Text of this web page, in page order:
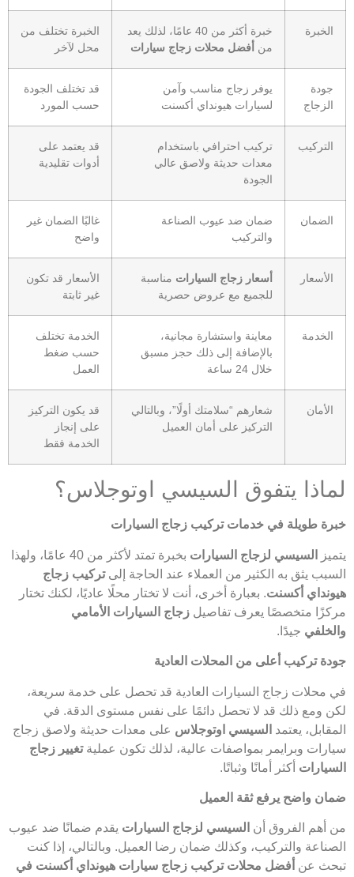
الخبرة
خبرة أكثر من 40 عامًا، لذلك يعد
من أفضل محلات زجاج سيارات
الخبرة تختلف من
محل لآخر
جودة
الزجاج
يوفر زجاج مناسب وآمن
لسيارات هيونداي أكسنت
قد تختلف الجودة
حسب المورد
التركيب
تركيب احترافي باستخدام
معدات حديثة ولاصق عالي
الجودة
قد يعتمد على
أدوات تقليدية
الضمان
ضمان ضد عيوب الصناعة
والتركيب
غالبًا الضمان غير
واضح
الأسعار أسعار زجاج السيارات مناسبة
للجميع مع عروض حصرية
الأسعار قد تكون
غير ثابتة
الخدمة
معاينة واستشارة مجانية،
بالإضافة إلى ذلك حجز مسبق
خلال 24 ساعة
الخدمة تختلف
حسب ضغط
العمل
الأمان
شعارهم “سلامتك أولًا”، وبالتالي
التركيز على أمان العميل
قد يكون التركيز
على إنجاز
الخدمة فقط
لماذا يتفوق السيسي اوتوجلاس؟
خبرة طويلة في خدمات تركيب زجاج السيارات
يتميز السيسي لزجاج السيارات
بخبرة تمتد لأكثر من 40 عامًا، ولهذا
السبب يثق به الكثير من العملاء عند الحاجة إلىتركيب زجاج
هيونداي أكسنت. بعبارة أخرى، أنت لا تختار محلًا عاديًا، لكنك تختار
مركزًا متخصصًا يعرف تفاصيل زجاج السيارات الأمامي
والخلفي جيدًا.
جودة تركيب أعلى من المحلات العادية
في محلات زجاج السيارات العادية قد تحصل على خدمة سريعة،
لكن ومع ذلك قد لا تحصل دائمًا على نفس مستوى الدقة. في
المقابل، يعتمد السيسي اوتوجلاس على معدات حديثة ولاصق زجاج
سيارات وبرايمر بمواصفات عالية، لذلك تكون عمليةتغيير زجاج
السيارات أكثر أمانًا وثباتًا.
ضمان واضح يرفع ثقة العميل
من أهم الفروق أن السيسي لزجاج السيارات يقدم ضمانًا ضد عيوب
الصناعة والتركيب، وكذلك ضمان رضا العميل. وبالتالي، إذا كنت
تبحث عن أفضل محلات تركيب زجاج سيارات هيونداي أكسنت في